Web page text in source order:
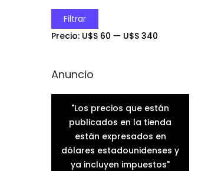
Filtrar
Precio: U$S 60 — U$S 340
Anuncio
"Los precios que están
publicados en la tienda
están expresados en
dólares estadounidenses y
ya incluyen impuestos"